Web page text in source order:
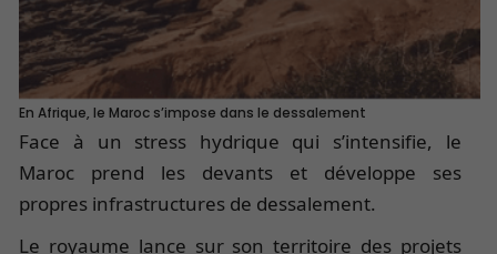
En Afrique, le Maroc s’impose dans le dessalement
Face à un stress hydrique qui s’intensifie, le
Maroc prend les devants et développe ses
propres infrastructures de dessalement.
Le royaume lance sur son territoire des projets